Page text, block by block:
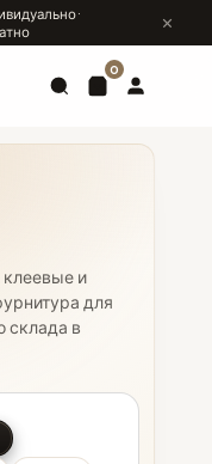
·
0
и
для
склада в